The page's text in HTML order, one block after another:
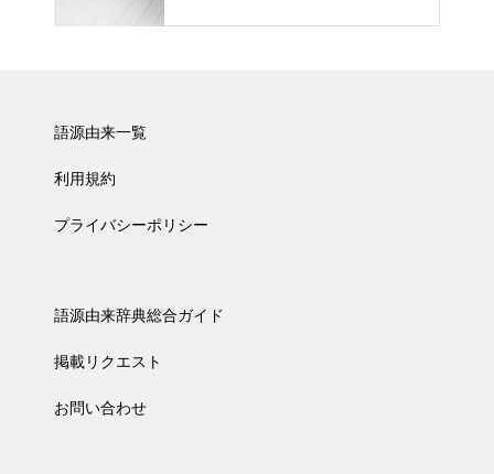
語源由来一覧
利用規約
プライバシーポリシー
語源由来辞典総合ガイド
掲載リクエスト
お問い合わせ